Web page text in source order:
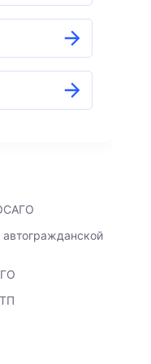
автогражданской